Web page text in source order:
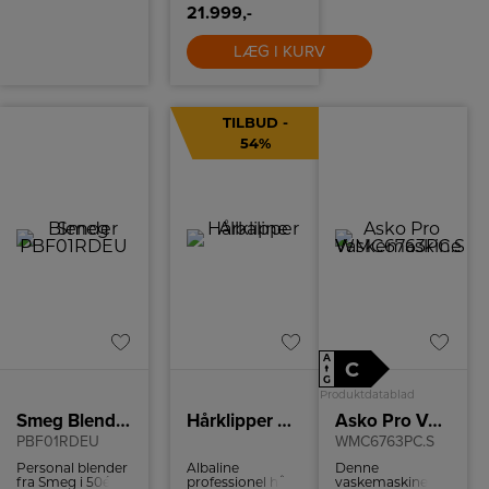
Derudover kan
skabet styres via
Wi-Fi, og der
medfølger en
manuel
21.999,-
LÆG I KURV
Smeg Blender
PBF01RDEU
Personal blender
fra Smeg i 50ér
TILBUD -
54%
Hårklipper Albaline
Albaline
professionel hår-
A
↑
G
C
Produktdatablad
Asko Pro Vaskemaskine
WMC6763PC.S
Denne
vaskemaskine fra